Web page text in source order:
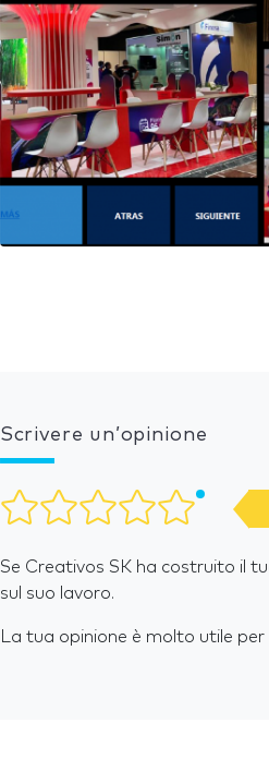
Scrivere un’opinione
Se Creativos SK ha costruito il
sul suo lavoro.
La tua opinione è molto utile per